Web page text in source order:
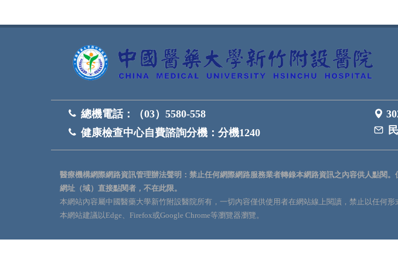
總機電話：
（03）5580-558
健康檢查中心自費諮詢分機： 分機1240
醫療機構網際網路資訊管理辦法聲明：禁止任何網際網路服務業者轉錄本網路資訊之內容供人點閱
網址（域）直接點閱者，不在此限。
本網站內容屬中國醫藥大學新竹附設醫院所有，一切內容僅供使用者在網站線上閱讀，禁止以任何
本網站建議以Edge、Firefox或Google Chrome等瀏覽器瀏覽。